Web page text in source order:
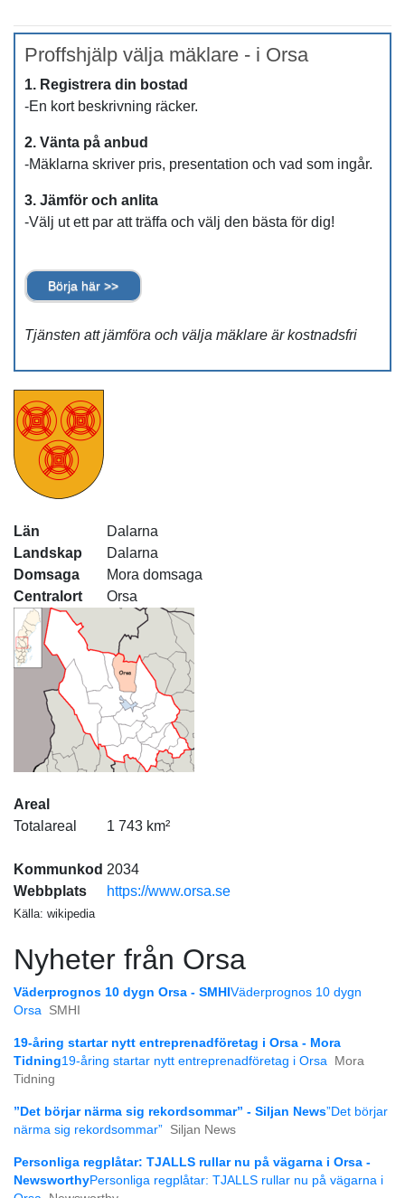
Proffshjälp välja mäklare - i Orsa
1. Registrera din bostad
-En kort beskrivning räcker.
2. Vänta på anbud
-Mäklarna skriver pris, presentation och vad som ingår.
3. Jämför och anlita
-Välj ut ett par att träffa och välj den bästa för dig!
Börja här >>
Tjänsten att jämföra och välja mäklare är kostnadsfri
Län
Dalarna
Landskap
Dalarna
Domsaga
Mora domsaga
Centralort
Orsa
Areal
Totalareal
1 743 km²
Kommunkod 2034
Webbplats
https://www.orsa.se
Källa: wikipedia
Nyheter från Orsa
Väderprognos 10 dygn Orsa - SMHI Väderprognos 10 dygn
Orsa SMHI
19-åring startar nytt entreprenadföretag i Orsa - Mora
Tidning19-åring startar nytt entreprenadföretag i Orsa
Mora
Tidning
”Det börjar närma sig rekordsommar” - Siljan News”Det börjar
närma sig rekordsommar” Siljan News
Personliga regplåtar: TJALLS rullar nu på vägarna i Orsa -
NewsworthyPersonliga regplåtar: TJALLS rullar nu på vägarna i